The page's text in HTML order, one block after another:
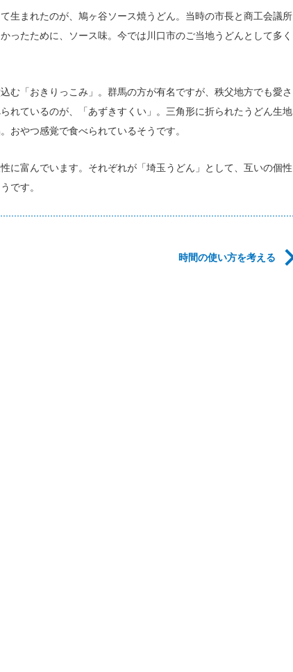
生まれたのが、鳩ヶ谷ソース焼うどん。当時の市長と商工会議所
ったために、ソース味。今では川口市のご当地うどんとして多く
む「おきりっこみ」。群馬の方が有名ですが、秩父地方でも愛さ
れているのが、「あずきすくい」。三角形に折られたうどん生地
おやつ感覚で食べられているそうです。
に富んでいます。それぞれが「埼玉うどん」として、互いの個性
です。
時間の使い方を考える